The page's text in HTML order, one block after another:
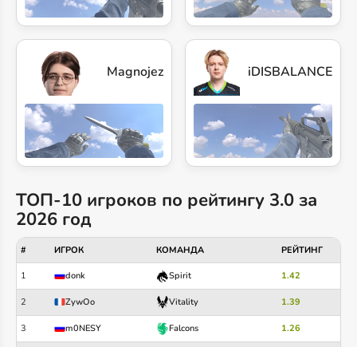
Magnojez iDISBALANCE
ТОП-10 игроков по рейтингу 3.0 за
2026 год
# ИГРОК КОМАНДА РЕЙТИНГ
1 donk Spirit 1.42
2 ZywOo Vitality 1.39
3 m0NESY Falcons 1.26